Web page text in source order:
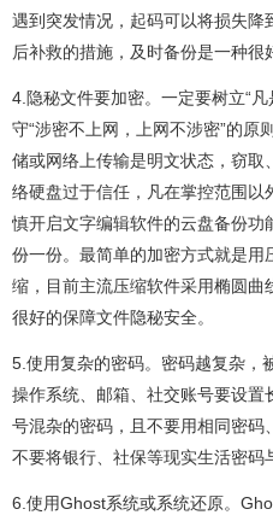
遇到突发情况，起码可以将损失
后补救的措施，及时备份是一种很
4.隐秘文件要加密。一定要树立“
守“涉密不上网，上网不涉密”的原
储或网络上传输是明文状态，窃取
络硬盘过于信任，凡在掌控范围
慎开启文字编辑软件的云盘备份功
份一份。最简单的加密方式就是
缩，目前主流压缩软件采用椭圆曲
很好的保障文件隐秘安全。
5.使用复杂的密码。密码越复杂，
操作系统、邮箱、社交账号要设
号混杂的密码，且不要用相同密码
不要将银行、社保等现实生活密码
6.使用Ghost系统或系统还原。